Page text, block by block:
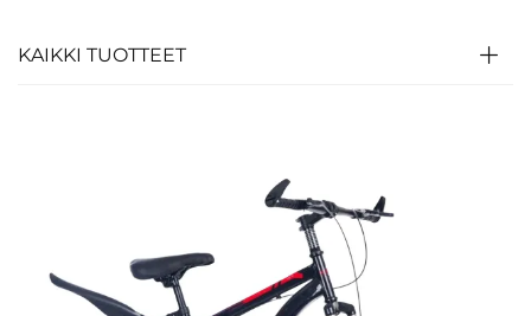
KAIKKI TUOTTEET